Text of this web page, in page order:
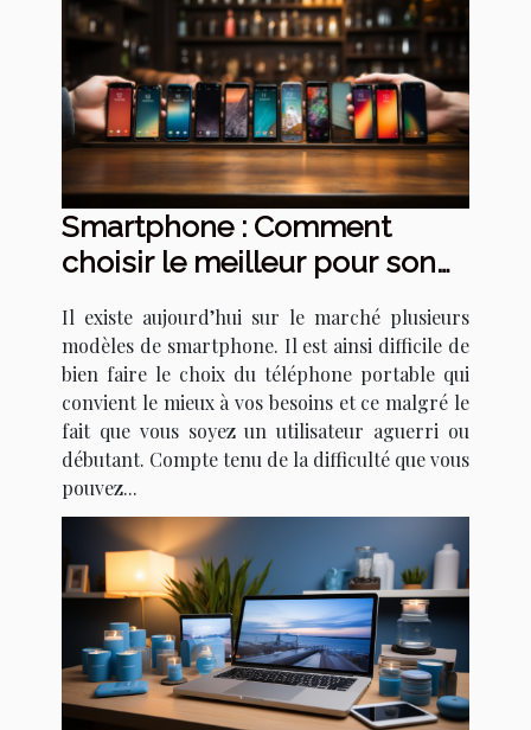
Smartphone : Comment
choisir le meilleur pour son
Il existe aujourd’hui sur le marché plusieurs
modèles de smartphone. Il est ainsi difficile de
bien faire le choix du téléphone portable qui
convient le mieux à vos besoins et ce malgré le
fait que vous soyez un utilisateur aguerri ou
débutant. Compte tenu de la difficulté que vous
pouvez...